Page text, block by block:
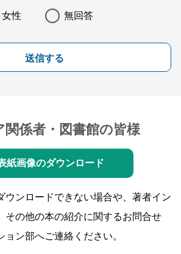
女性 無回答
送信する
関係者・図書館の皆様
紙画像のダウンロード
ウンロードできない場合や、著者イン
その他の本の紹介に関するお問合せ
ョン部へご連絡ください。